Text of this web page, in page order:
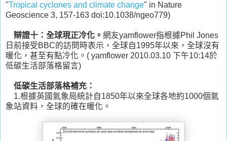
"Tropical cyclones and climate change" in Nature
Geoscience 3, 157-163 doi:10.1038/ngeo779)
辯證十：全球現正冷化。 網友yamflower指根據Phil Jones
日前接受BBC的訪問時表示，全球自1995年以來，全球沒有
暖化，甚至有點冷化。( yamflower 2010.03.10 下午10:14於
低碳生活部落格留言)
低碳生活部落格補充：
1.根據英國氣象局統計自1850年以來全球各地約1000個氣
象站資料，全球的確在暖化。